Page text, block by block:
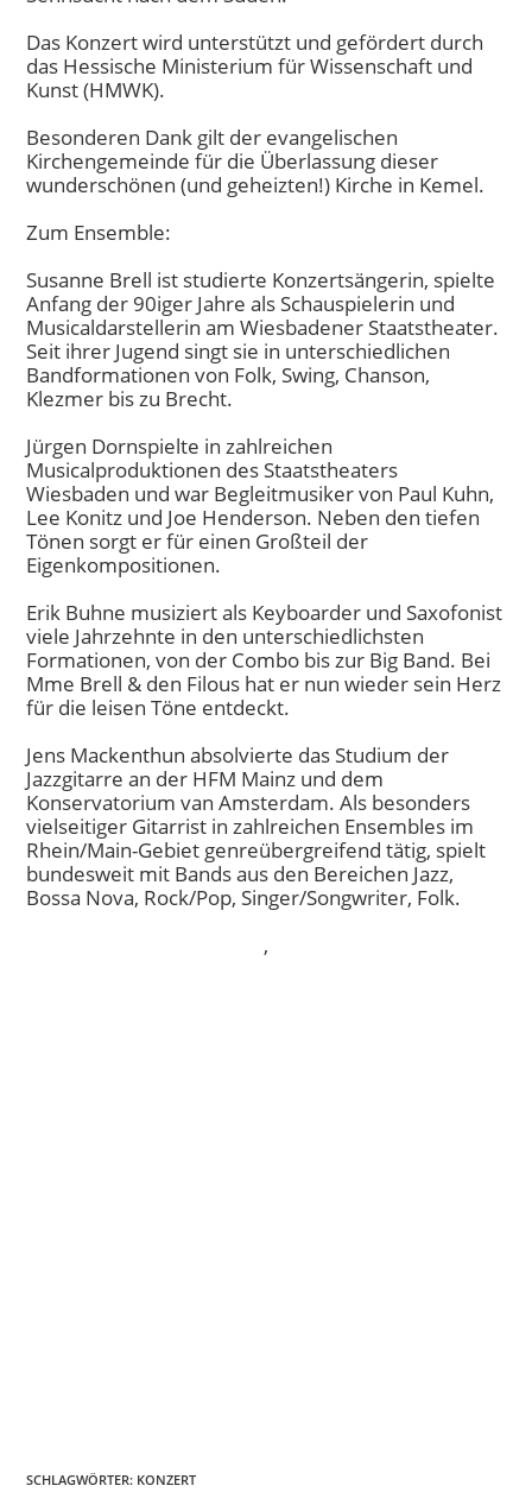
Das Konzert wird unterstützt und gefördert durch
das Hessische Ministerium für Wissenschaft und
Kunst (HMWK).
Besonderen Dank gilt der evangelischen
Kirchengemeinde für die Überlassung dieser
wunderschönen (und geheizten!) Kirche in Kemel.
Zum Ensemble:
Susanne Brell ist studierte Konzertsängerin, spielte
Anfang der 90iger Jahre als Schauspielerin und
Musicaldarstellerin am Wiesbadener Staatstheater.
Seit ihrer Jugend singt sie in unterschiedlichen
Bandformationen von Folk, Swing, Chanson,
Klezmer bis zu Brecht.
Jürgen Dornspielte in zahlreichen
Musicalproduktionen des Staatstheaters
Wiesbaden und war Begleitmusiker von Paul Kuhn,
Lee Konitz und Joe Henderson. Neben den tiefen
Tönen sorgt er für einen Großteil der
Eigenkompositionen.
Erik Buhne musiziert als Keyboarder und Saxofonist
viele Jahrzehnte in den unterschiedlichsten
Formationen, von der Combo bis zur Big Band. Bei
Mme Brell & den Filous hat er nun wieder sein Herz
für die leisen Töne entdeckt.
Jens Mackenthun absolvierte das Studium der
Jazzgitarre an der HFM Mainz und dem
Konservatorium van Amsterdam. Als besonders
vielseitiger Gitarrist in zahlreichen Ensembles im
Rhein/Main-Gebiet genreübergreifend tätig, spielt
bundesweit mit Bands aus den Bereichen Jazz,
Bossa Nova, Rock/Pop, Singer/Songwriter, Folk.
,
SCHLAGWÖRTER: KONZERT